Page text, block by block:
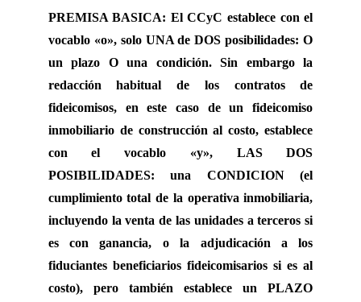
PREMISA BASICA: El CCyC establece con el
vocablo «o», solo UNA de DOS posibilidades: O
un plazo O una condición. Sin embargo la
redacción habitual de los contratos de
fideicomisos, en este caso de un fideicomiso
inmobiliario de construcción al costo, establece
con el vocablo «y», LAS DOS
POSIBILIDADES: una CONDICION (el
cumplimiento total de la operativa inmobiliaria,
incluyendo la venta de las unidades a terceros si
es con ganancia, o la adjudicación a los
fiduciantes beneficiarios fideicomisarios si es al
costo), pero también establece un PLAZO